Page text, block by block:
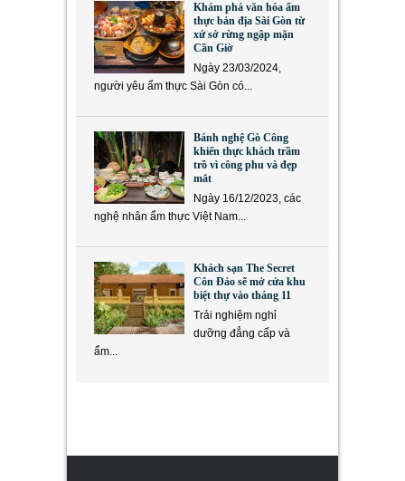
Khám phá văn hóa ẩm
thực bản địa Sài Gòn từ
xứ sở rừng ngập mặn
Cần Giờ
Ngày 23/03/2024,
người yêu ẩm thực Sài Gòn có...
Bánh nghệ Gò Công
khiến thực khách trầm
trồ vì công phu và đẹp
mắt
Ngày 16/12/2023, các
nghệ nhân ẩm thực Việt Nam...
Khách sạn The Secret
Côn Đảo sẽ mở cửa khu
biệt thự vào tháng 11
Trải nghiệm nghỉ
dưỡng đẳng cấp và
ẩm...